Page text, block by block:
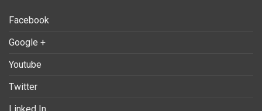
Facebook
Google +
Youtube
Twitter